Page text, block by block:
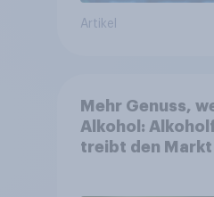
Artikel
Mehr Genuss,
Alkohol:
treibt den Markt